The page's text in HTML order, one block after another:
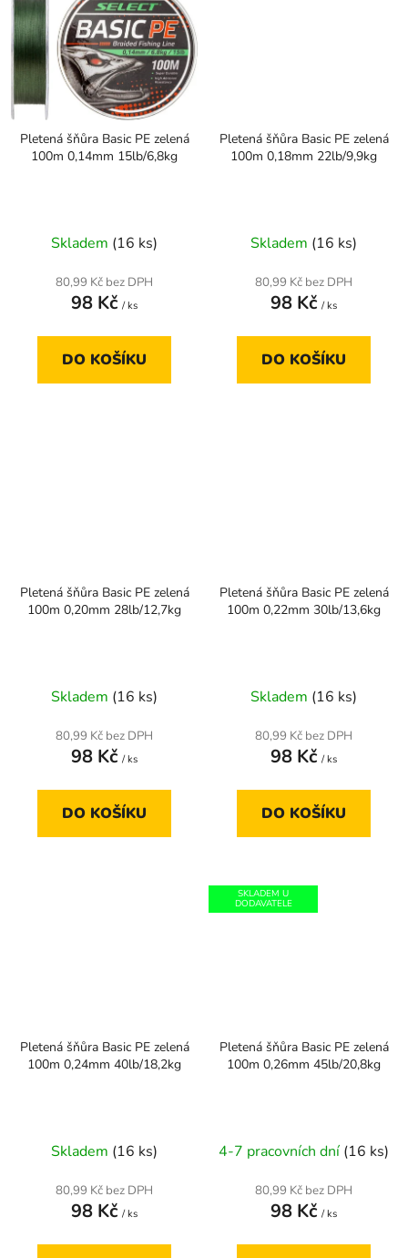
Pletená šňůra Basic PE zelená
100m 0,14mm 15lb/6,8kg
Skladem (16 ks)
80,99 Kč bez DPH
98 Kč / ks
DO KOŠÍKU
Pletená šňůra Basic PE zelená
100m 0,18mm 22lb/9,9kg
Skladem (16 ks)
80,99 Kč bez DPH
98 Kč / ks
DO KOŠÍKU
Pletená šňůra Basic PE zelená
100m 0,20mm 28lb/12,7kg
Skladem (16 ks)
80,99 Kč bez DPH
98 Kč / ks
DO KOŠÍKU
Pletená šňůra Basic PE zelená
100m 0,22mm 30lb/13,6kg
Skladem (16 ks)
80,99 Kč bez DPH
98 Kč / ks
DO KOŠÍKU
Pletená šňůra Basic PE zelená
100m 0,24mm 40lb/18,2kg
Skladem (16 ks)
80,99 Kč bez DPH
98 Kč / ks
SKLADEM U
DODAVATELE
Pletená šňůra Basic PE zelená
100m 0,26mm 45lb/20,8kg
4-7 pracovních dní (16 ks)
80,99 Kč bez DPH
98 Kč / ks